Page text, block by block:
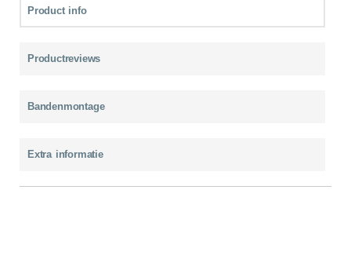
Product info
Productreviews
Bandenmontage
Extra informatie